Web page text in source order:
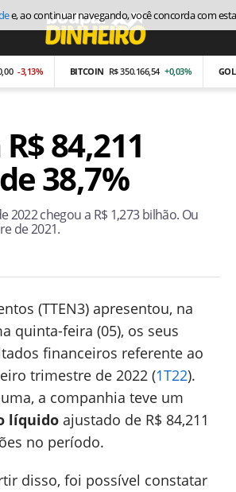
BITCOIN R$ 350.166,54 +0,03% GOLL4
84,211
38,7%
chegou a R$ 1,273 bilhão. Ou
de 2021.
(TTEN3) apresentou, na
quinta-feira (05), os seus
financeiros referente ao
trimestre de 2022 (1T22).
a companhia teve um
líquido ajustado de R$ 84,211
no período.
disso, foi possível constatar
e, ao continuar navegando, você concorda com